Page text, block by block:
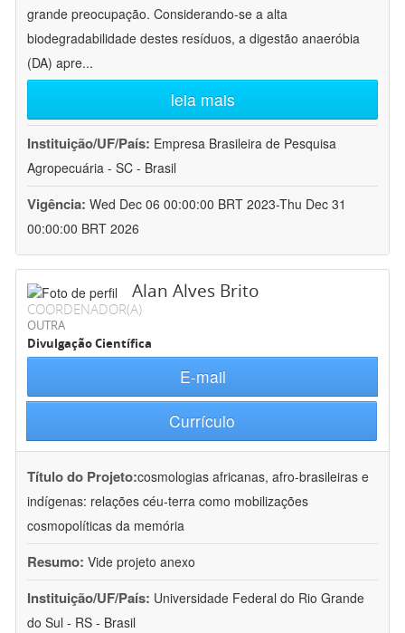
grande preocupação. Considerando-se a alta
biodegradabilidade destes resíduos, a digestão anaeróbia
(DA) apre...
leia mais
Instituição/UF/País: Empresa Brasileira de Pesquisa
Agropecuária - SC - Brasil
Vigência: Wed Dec 06 00:00:00 BRT 2023-Thu Dec 31
00:00:00 BRT 2026
Alan Alves Brito
COORDENADOR(A)
OUTRA
Divulgação Científica
E-mail
Currículo
Título do Projeto:cosmologias africanas, afro-brasileiras e
indígenas: relações céu-terra como mobilizações
cosmopolíticas da memória
Resumo: Vide projeto anexo
Instituição/UF/País: Universidade Federal do Rio Grande
do Sul - RS - Brasil